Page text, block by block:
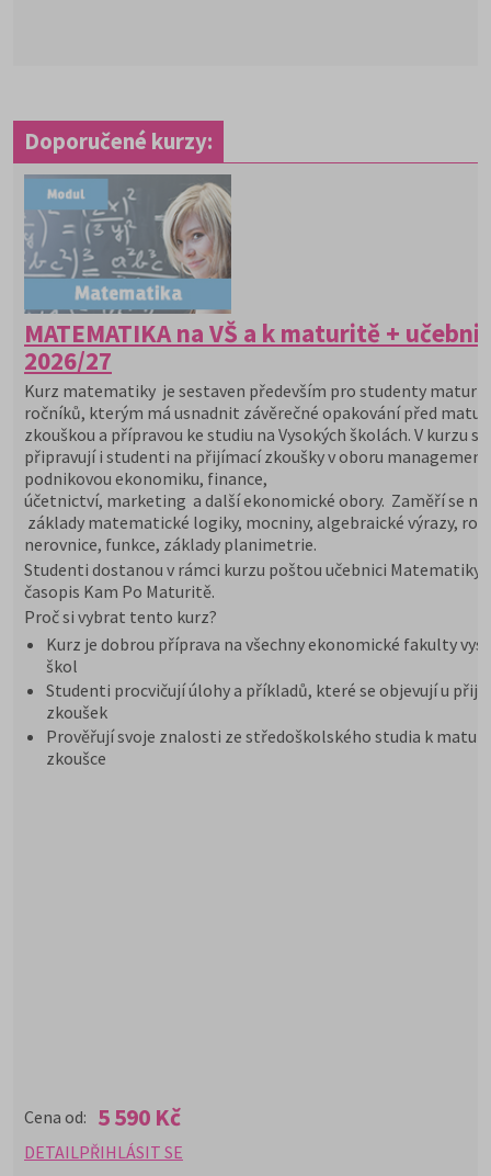
Doporučené kurzy:
MATEMATIKA na VŠ a k maturitě +
2026/27
Kurz matematiky je sestaven především pro studenty
ročníků, kterým má usnadnit závěrečné opakování před
zkouškou a přípravou ke studiu na Vysokých školách. V kurzu se
připravují i studenti na přijímací zkoušky v oboru
podnikovou ekonomiku, finance,
účetnictví, marketing a další ekonomické obory. Zaměří se na
základy matematické logiky, mocniny, algebraické výrazy,
nerovnice, funkce, základy planimetrie.
Studenti dostanou v rámci kurzu poštou učebnici Matematiky
časopis Kam Po Maturitě.
Proč si vybrat tento kurz?
Kurz je dobrou příprava na všechny ekonomické fakulty
škol
Studenti procvičují úlohy a příkladů, které se objevují u
zkoušek
Prověřují svoje znalosti ze středoškolského studia k
zkoušce
Cena od: 5 590 Kč
DETAIL PŘIHLÁSIT SE